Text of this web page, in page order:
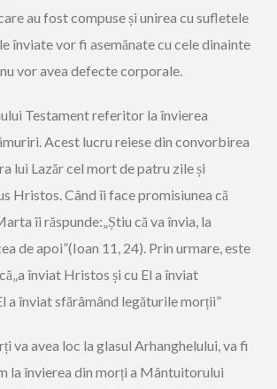
au fost compuse și unirea cu sufletele
înviate vor fi asemănate cu cele dinainte
vor avea defecte corporale.
Testament referitor la învierea
Acest lucru reiese din convorbirea
lui Lazăr cel mort de patru zile și
Hristos. Când îi face promisiunea că
îi răspunde:„Știu că va învia, la
de apoi”(Ioan 11, 24). Prin urmare, este
înviat Hristos și cu El a înviat
a înviat sfărâmând legăturile morții”
va avea loc la glasul Arhanghelului, va fi
la învierea din morți a Mântuitorului